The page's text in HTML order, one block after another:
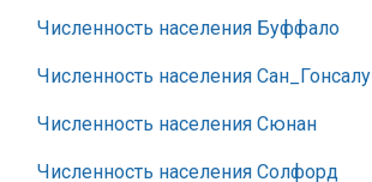
Численность населения Буффало
Численность населения Сан_Гонсалу
Численность населения Сюнан
Численность населения Солфорд